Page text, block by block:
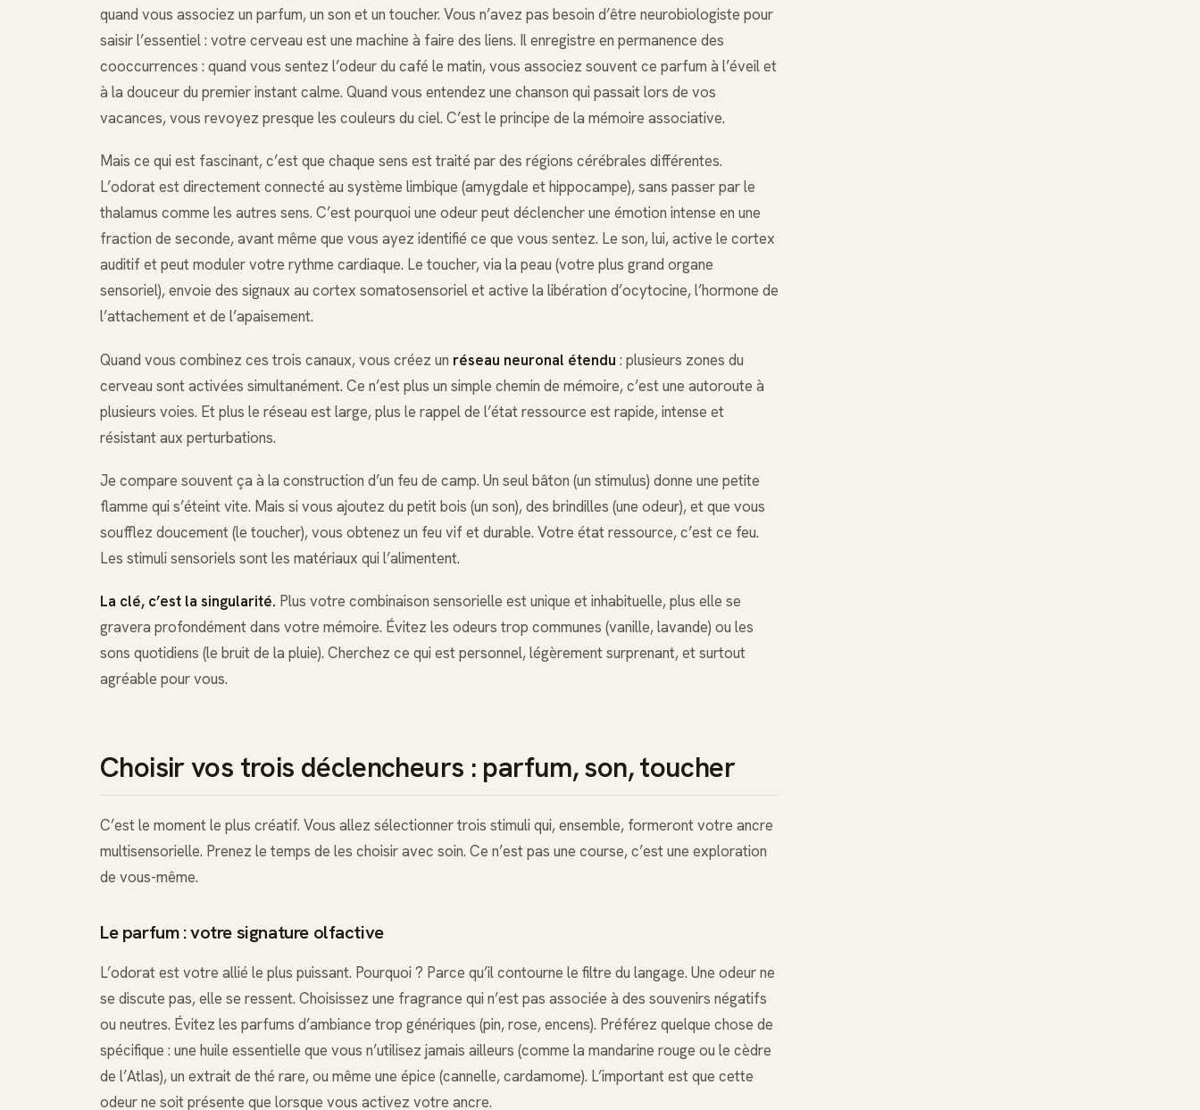
quand vous associez un parfum, un son et un toucher. Vous n’avez pas besoin d’être neurobiologiste pour
saisir l’essentiel : votre cerveau est une machine à faire des liens. Il enregistre en permanence des
cooccurrences : quand vous sentez l’odeur du café le matin, vous associez souvent ce parfum à l’éveil et
à la douceur du premier instant calme. Quand vous entendez une chanson qui passait lors de vos
vacances, vous revoyez presque les couleurs du ciel. C’est le principe de la mémoire associative.
Mais ce qui est fascinant, c’est que chaque sens est traité par des régions cérébrales différentes.
L’odorat est directement connecté au système limbique (amygdale et hippocampe), sans passer par le
thalamus comme les autres sens. C’est pourquoi une odeur peut déclencher une émotion intense en une
fraction de seconde, avant même que vous ayez identifié ce que vous sentez. Le son, lui, active le cortex
auditif et peut moduler votre rythme cardiaque. Le toucher, via la peau (votre plus grand organe
sensoriel), envoie des signaux au cortex somatosensoriel et active la libération d’ocytocine, l’hormone de
l’attachement et de l’apaisement.
Quand vous combinez ces trois canaux, vous créez un réseau neuronal étendu : plusieurs zones du
cerveau sont activées simultanément. Ce n’est plus un simple chemin de mémoire, c’est une autoroute à
plusieurs voies. Et plus le réseau est large, plus le rappel de l’état ressource est rapide, intense et
résistant aux perturbations.
Je compare souvent ça à la construction d’un feu de camp. Un seul bâton (un stimulus) donne une petite
flamme qui s’éteint vite. Mais si vous ajoutez du petit bois (un son), des brindilles (une odeur), et que vous
soufflez doucement (le toucher), vous obtenez un feu vif et durable. Votre état ressource, c’est ce feu.
Les stimuli sensoriels sont les matériaux qui l’alimentent.
La clé, c’est la singularité. Plus votre combinaison sensorielle est unique et inhabituelle, plus elle se
gravera profondément dans votre mémoire. Évitez les odeurs trop communes (vanille, lavande) ou les
sons quotidiens (le bruit de la pluie). Cherchez ce qui est personnel, légèrement surprenant, et surtout
agréable pour vous.
Choisir vos trois déclencheurs : parfum, son, toucher
C’est le moment le plus créatif. Vous allez sélectionner trois stimuli qui, ensemble, formeront votre ancre
multisensorielle. Prenez le temps de les choisir avec soin. Ce n’est pas une course, c’est une exploration
de vous-même.
Le parfum : votre signature olfactive
L’odorat est votre allié le plus puissant. Pourquoi ? Parce qu’il contourne le filtre du langage. Une odeur ne
se discute pas, elle se ressent. Choisissez une fragrance qui n’est pas associée à des souvenirs négatifs
ou neutres. Évitez les parfums d’ambiance trop génériques (pin, rose, encens). Préférez quelque chose de
spécifique : une huile essentielle que vous n’utilisez jamais ailleurs (comme la mandarine rouge ou le cèdre
de l’Atlas), un extrait de thé rare, ou même une épice (cannelle, cardamome). L’important est que cette
odeur ne soit présente que lorsque vous activez votre ancre.